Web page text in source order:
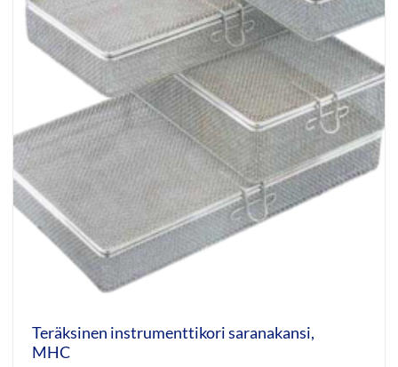
Teräksinen instrumenttikori saranakansi,
MHC